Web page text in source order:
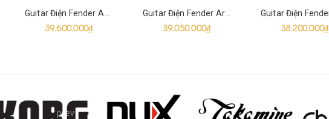
39.600.000₫
Guitar Điện Fender Artist J Mascis Telecaster SS, Bottle Rocket Blue Flake
39.050.000₫ 38.200.000₫
prev